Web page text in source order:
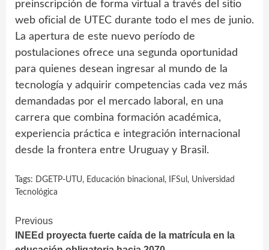
preinscripción de forma virtual a través del sitio
web oficial de UTEC durante todo el mes de junio.
La apertura de este nuevo período de
postulaciones ofrece una segunda oportunidad
para quienes desean ingresar al mundo de la
tecnología y adquirir competencias cada vez más
demandadas por el mercado laboral, en una
carrera que combina formación académica,
experiencia práctica e integración internacional
desde la frontera entre Uruguay y Brasil.
Tags: DGETP-UTU, Educación binacional , IFSul , Universidad
Tecnológica
Continue
Reading
Previous
INEEd proyecta fuerte caída de la matrícula en la